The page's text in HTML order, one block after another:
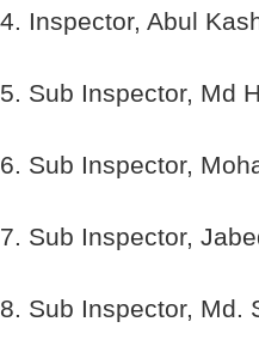
4. Inspector, Abul
5. Sub Inspector, Md
6. Sub Inspector,
7. Sub Inspector,
8. Sub Inspector, Md.